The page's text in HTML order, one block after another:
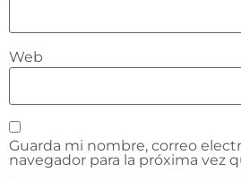
Web
Guarda mi nombre, correo
navegador para la próxima vez